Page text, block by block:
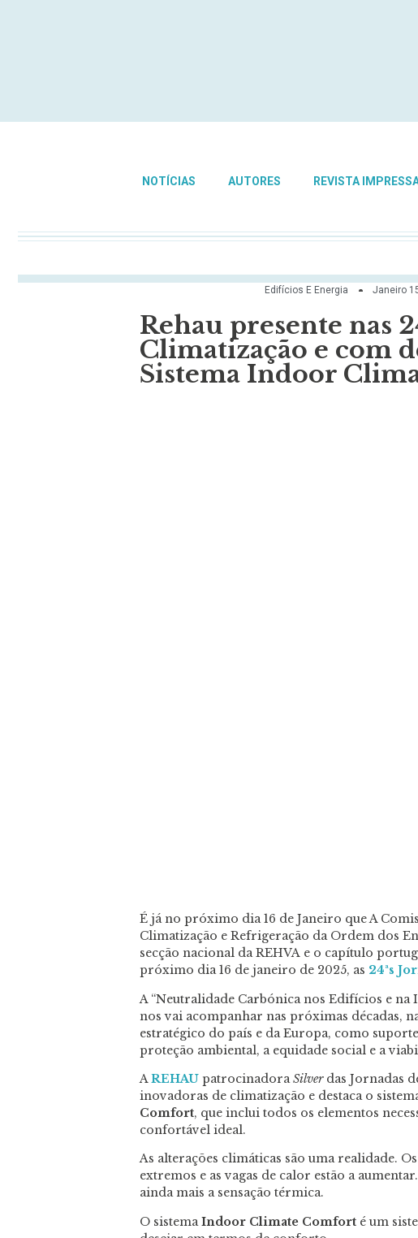
NOTÍCIAS AUTORES REVISTA
Edifícios E Energia Janeiro
Rehau presente nas
Climatização e com
Sistema Indoor
É já no próximo dia 16 de Janeiro que A
Climatização e Refrigeração da Ordem dos
secção nacional da REHVA e o capítulo
próximo dia 16 de janeiro de 2025, as 24ªs
A “Neutralidade Carbónica nos Edifícios e na
nos vai acompanhar nas próximas décadas,
estratégico do país e da Europa, como
proteção ambiental, a equidade social e a
AREHAU patrocinadoraSilverdas Jornadas
inovadoras de climatização e destaca o
Comfort, que inclui todos os elementos
confortável ideal.
As alterações climáticas são uma realidade.
extremos e as vagas de calor estão a
ainda mais a sensação térmica.
O sistemaIndoor Climate Comfort é um